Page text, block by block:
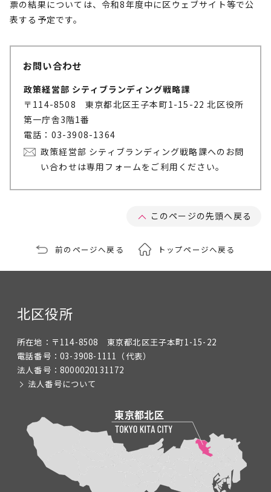
票の結果については、令和8年度中に区ウェブサイト等で公
表する予定です。
お問い合わせ
政策経営部 シティブランディング戦略課
〒114-8508 東京都北区王子本町1-15-22 北区役所
第一庁舎3階1番
電話：03-3908-1364
政策経営部 シティブランディング戦略課へのお問
い合わせは専用フォームをご利用ください。
このページの先頭へ戻る
前のページへ戻る トップページへ戻る
北区役所
所在地： 〒114-8508 東京都北区王子本町1-15-22
電話番号： 03-3908-1111 （代表）
法人番号： 8000020131172
法人番号について